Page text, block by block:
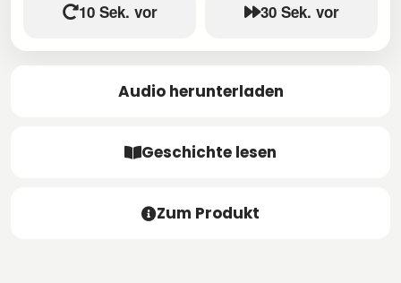
10 Sek. vor 30 Sek. vor
Audio herunterladen
Geschichte lesen
Zum Produkt